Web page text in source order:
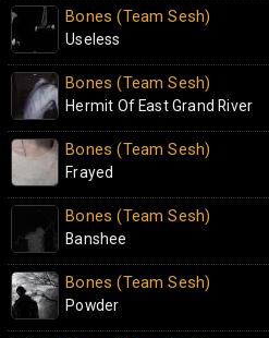
Bones (Team Sesh)
Useless
Bones (Team Sesh)
Hermit Of East Grand River
Bones (Team Sesh)
Frayed
Bones (Team Sesh)
Banshee
Bones (Team Sesh)
Powder